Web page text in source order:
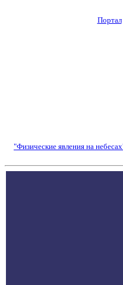
Портал
"Физические явления на